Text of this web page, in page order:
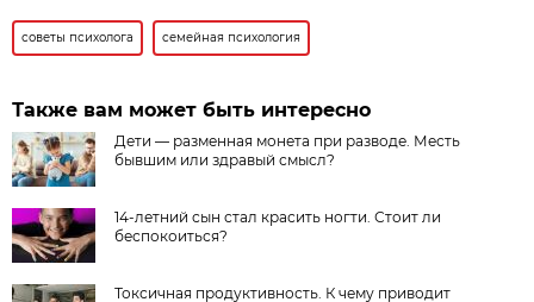
советы психолога семейная психология
Также вам может быть интересно
Дети — разменная монета при разводе. Месть
бывшим или здравый смысл?
14-летний сын стал красить ногти. Стоит ли
беспокоиться?
Токсичная продуктивность. К чему приводит